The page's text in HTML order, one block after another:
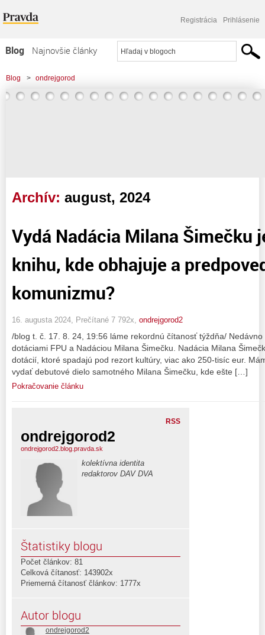
Registrácia Prihlásenie
Blog
Najnovšie články
Najčítanejšie články
Najkomentovanejšie články
Blog > ondrejgorod
> Vydá Nadácia Milana Šimečku jeho debutovú knihu, kde obhajuje a
Archív: august, 2024
Vydá Nadácia Milana Šimečku
knihu, kde obhajuje a
komunizmu?
16. augusta 2024, Prečítané 7 792x, ondrejgorod2
/blog t. č. 17. 8. 24, 19:56 láme rekordnú čítanosť týždňa/
dotáciami FPU a Nadáciou Milana Šimečku. Nadácia Milana
dotácií, ktoré spadajú pod rezort kultúry, viac ako 250-tisíc eur.
vydať debutové dielo samotného Milana Šimečku, kde ešte […]
Pokračovanie článku
RSS
ondrejgorod2
ondrejgorod2.blog.pravda.sk
kolektívna identita
redaktorov DAV DVA
Štatistiky blogu
Počet článkov: 81
Celková čítanosť: 143902x
Priemerná čítanosť článkov: 1777x
Autor blogu
ondrejgorod2